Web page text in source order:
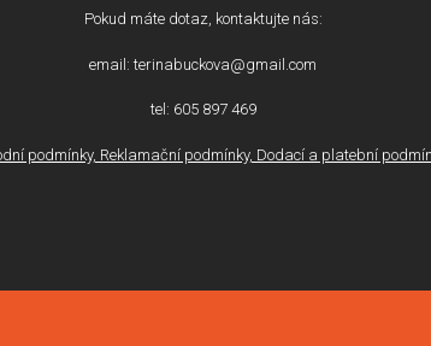
Pokud máte dotaz, kontaktujte nás:
email: terinabuckova@gmail.com
tel: 605 897 469
podmínky, Reklamační podmínky, Dodací a platební